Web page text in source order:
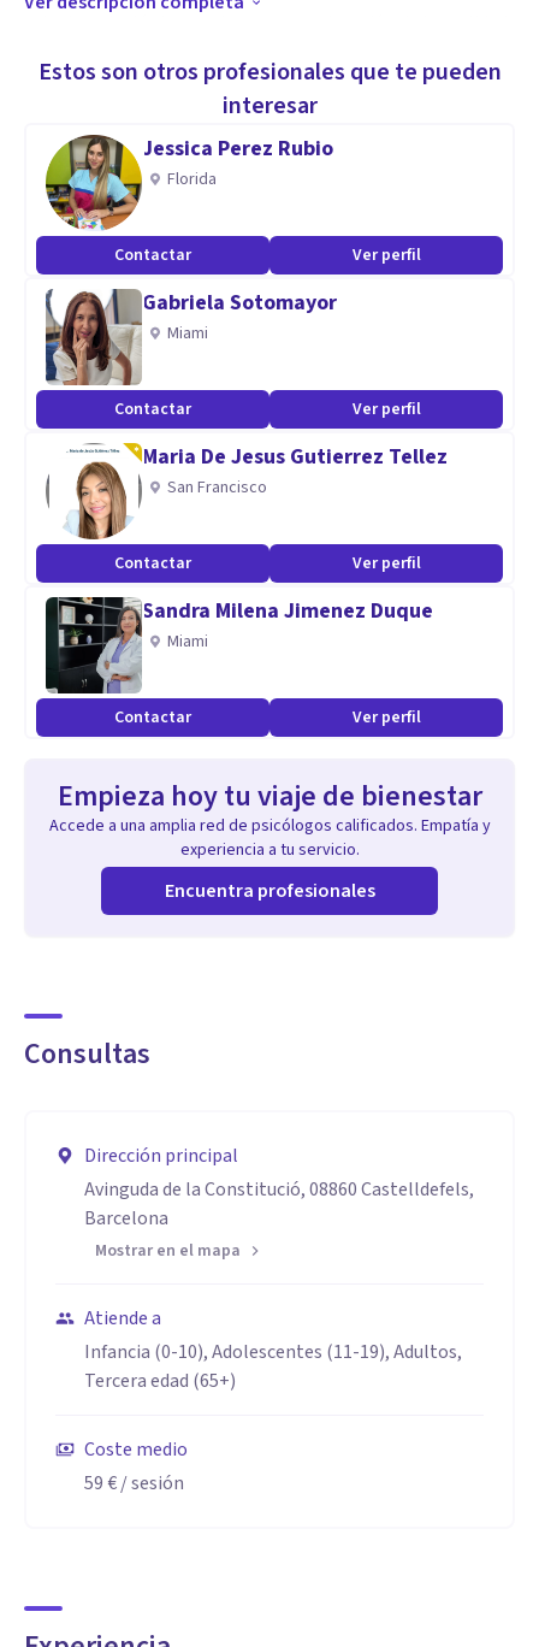
mediante técnicas y herramientas efectivas, que ayuden al
Orientación cognitivo-conductual
Aptitudes
Especialista en Psicologia Infantil (TDAH,Baja autoestima,
problemas de conducta, etc.)
Estos son otros profesionales que te pueden
interesar
Jessica Perez Rubio
Florida
Contactar Ver perfil
Gabriela Sotomayor
Miami
Contactar Ver perfil
Maria De Jesus Gutierrez Tellez
San Francisco
Contactar Ver perfil
Sandra Milena Jimenez Duque
Miami
Contactar Ver perfil
Empieza hoy tu viaje de bienestar
Accede a una amplia red de psicólogos calificados. Empatía y
experiencia a tu servicio.
Encuentra profesionales
Consultas
Dirección principal
Avinguda de la Constitució, 08860 Castelldefels,
Barcelona
Mostrar en el mapa
Atiende a
Infancia (0-10), Adolescentes (11-19), Adultos,
Tercera edad (65+)
Coste medio
59 €/ sesión